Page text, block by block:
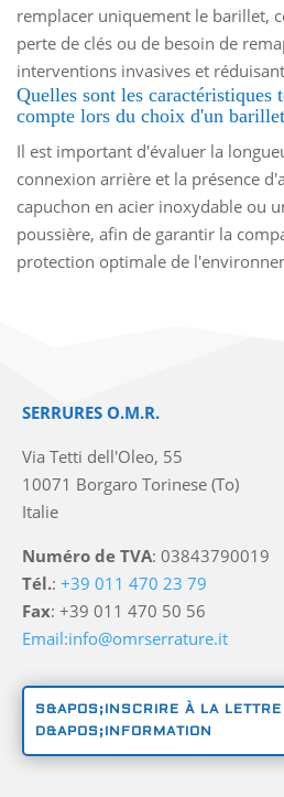
remplacer uniquement le barillet,
perte de clés ou de besoin de
interventions invasives et
Quelles sont les caractéristiques
compte lors du choix d'un
Il est important d'évaluer la
connexion arrière et la présence
capuchon en acier inoxydable ou
poussière, afin de garantir la
protection optimale de
SERRURES O.M.R.
Via Tetti dell'Oleo, 55
10071 Borgaro Torinese (To)
Italie
Numéro de TVA: 03843790019
Tél.:+39 011 470 23 79
Fax: +39 011 470 50 56
Email:info@omrserrature.it
S&APOS;INSCRIRE À LA LETTRE
D&APOS;INFORMATION